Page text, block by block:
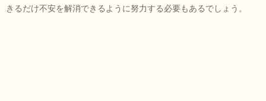
きるだけ不安を解消できるように努力する必要もあるでしょう。